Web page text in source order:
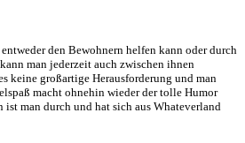
entlässt. Je nachdem welche
abgeriegelt, was aber angesichts des